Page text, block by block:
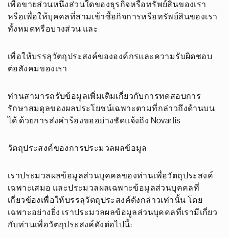
เพื่อขายส่วนหนึ่งส่วนใดของธุรกิจหรือทรัพย์สินของเรา
หรือเพื่อให้บุคคลที่สามเข้าซื้อกิจการหรือทรัพย์สินของเรา
ทั้งหมดหรือบางส่วน และ
เพื่อให้บรรลุวัตถุประสงค์ขององค์กรและความรับผิดชอบ
ต่อสังคมของเรา
ท่านสามารถรับข้อมูลเพิ่มเติมเกี่ยวกับการทดสอบการ
รักษาสมดุลของผลประโยชน์เฉพาะตามที่กล่าวถึงด้านบน
ได้ ด้วยการส่งคำร้องขออย่างชัดแจ้งถึง Novartis
วัตถุประสงค์ของการประมวลผลข้อมูล
เราประมวลผลข้อมูลส่วนบุคคลของท่านเพื่อวัตถุประสงค์
เฉพาะเสมอ และประมวลผลเฉพาะข้อมูลส่วนบุคคลที่
เกี่ยวข้องเพื่อให้บรรลุวัตถุประสงค์ดังกล่าวเท่านั้น โดย
เฉพาะอย่างยิ่ง เราประมวลผลข้อมูลส่วนบุคคลที่เรามีเกี่ยว
กับท่านเพื่อวัตถุประสงค์ดังต่อไปนี้: